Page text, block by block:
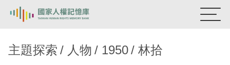
主題探索 人物 1950 林拾